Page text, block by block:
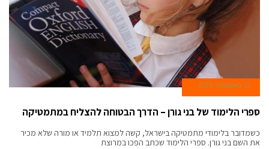
22 באוקטובר 2025
ספרי הלימוד של בני גורן – הדרך הבטוחה להצליח במתמטיקה
כשמדובר בלימודי מתמטיקה בישראל, קשה למצוא תלמיד או מורה שלא מכיר
את השם בני גורן. ספרי הלימוד שכתב הפכו במרוצת